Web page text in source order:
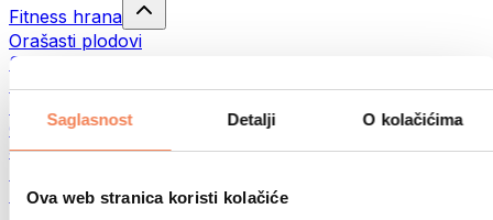
Saglasnost Detalji O kolačićima
Ova web stranica koristi kolačiće
Fitness hrana
Orašasti plodovi
Sjemenke
Namazi i paste
Gotovi obroci
Jaja
Meso